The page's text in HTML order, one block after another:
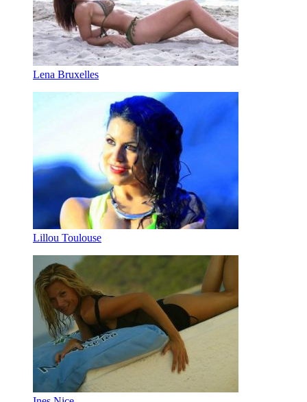
Lena Bruxelles
Lillou Toulouse